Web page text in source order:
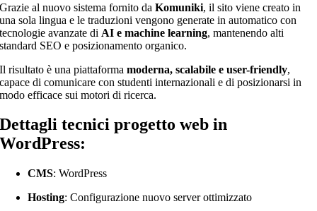
Grazie al nuovo sistema fornito daKomuniki, il sito viene creato in
una sola lingua e le traduzioni vengono generate in automatico con
tecnologie avanzate di AI e machine learning, mantenendo alti
standard SEO e posizionamento organico.
Il risultato è una piattaformamoderna, scalabile e user-friendly,
capace di comunicare con studenti internazionali e di posizionarsi in
modo efficace sui motori di ricerca.
Dettagli tecnici progetto web in
WordPress:
CMS: WordPress
Hosting: Configurazione nuovo server ottimizzato